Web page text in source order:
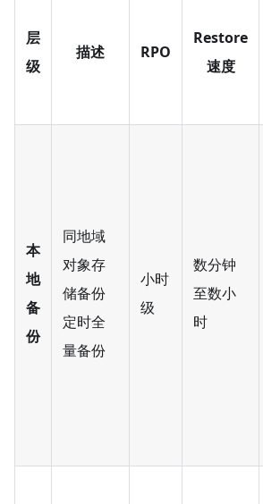
层
级
描述 RPO
Restore
速度
本
地
备
份
同地域
对象存
储备份
定时全
量备份
小时
级
数分钟
至数小
时